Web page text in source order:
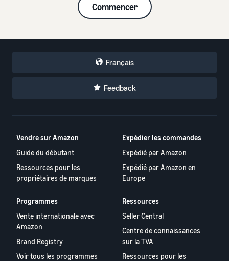
Commencer
Français
Feedback
Vendre sur Amazon
Guide du débutant
Ressources pour les
propriétaires de marques
Expédier les commandes
Expédié par Amazon
Expédié par Amazon en
Europe
Programmes
Vente internationale avec
Amazon
Brand Registry
Voir tous les programmes
Ressources
Seller Central
Centre de connaissances
sur la TVA
Ressources pour les